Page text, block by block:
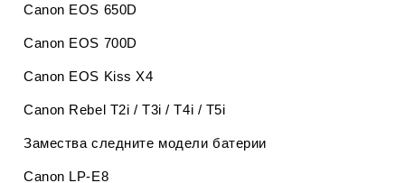
Canon EOS 650D
Canon EOS 700D
Canon EOS Kiss X4
Canon Rebel T2i / T3i / T4i / T5i
Замества следните модели батерии
Canon LP-E8